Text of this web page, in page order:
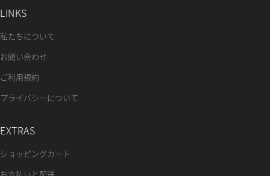
LINKS
私たちについて
お問い合わせ
ご利用規約
プライバシーについて
EXTRAS
ショッピングカート